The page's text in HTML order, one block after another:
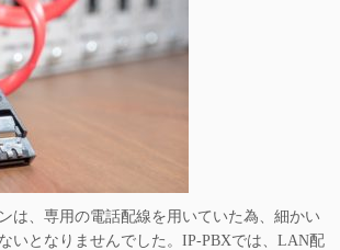
は、専用の電話配線を用いていた為、細かい
いとなりませんでした。IP-PBXでは、LAN配